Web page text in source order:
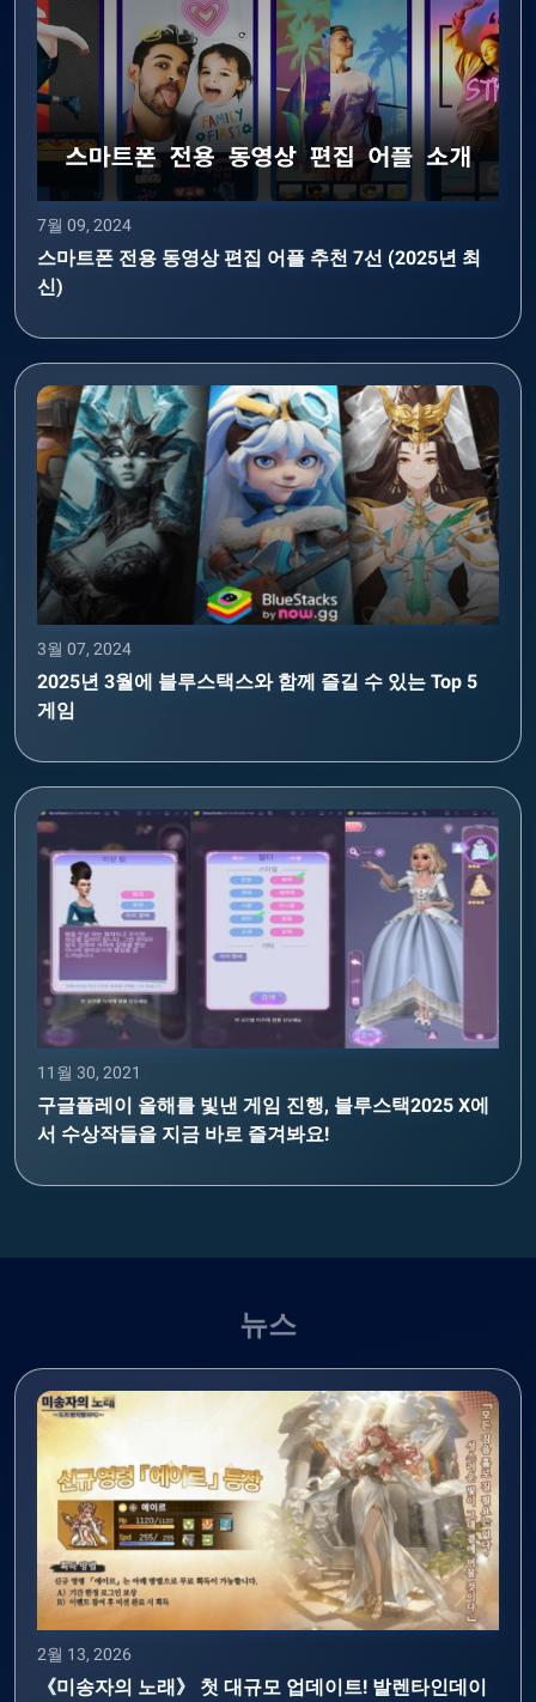
7월 09, 2024
스마트폰 전용 동영상 편집 어플 추천 7선 (2025년 최
신)
3월 07, 2024
2025년 3월에 블루스택스와 함께 즐길 수 있는 Top 5
게임
11월 30, 2021
구글플레이 올해를 빛낸 게임 진행, 블루스택2025 X에
서 수상작들을 지금 바로 즐겨봐요!
뉴스
2월 13, 2026
《미송자의 노래》 첫 대규모 업데이트! 발렌타인데이